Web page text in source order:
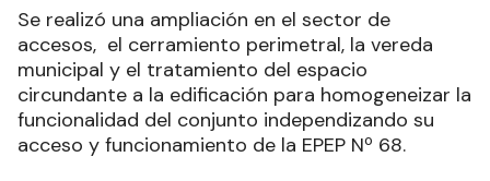
Se realizó una ampliación en el sector de
accesos, el cerramiento perimetral, la vereda
municipal y el tratamiento del espacio
circundante a la edificación para homogeneizar la
funcionalidad del conjunto independizando su
acceso y funcionamiento de la EPEP Nº 68.